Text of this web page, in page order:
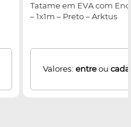
Tatame em EVA com
– 1x1m – Preto – Arktus
Valores: entreou